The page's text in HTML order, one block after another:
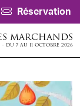
Réservation
MARCHANDS
DU 7 AU 11 OCTOBRE 2026